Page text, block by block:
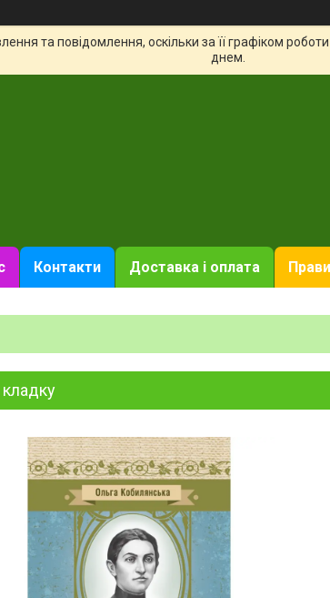
та повідомлення, оскільки за її графіком
днем.
Контакти Доставка і оплата